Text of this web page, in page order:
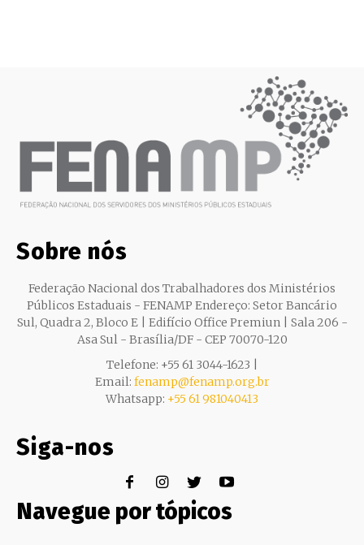
Sobre nós
Federação Nacional dos Trabalhadores dos Ministérios
Públicos Estaduais - FENAMP Endereço: Setor Bancário
Sul, Quadra 2, Bloco E | Edifício Office Premiun | Sala 206 -
Asa Sul - Brasília/DF - CEP 70070-120
Telefone: +55 61 3044-1623 |
Email: fenamp@fenamp.org.br
Whatsapp: +55 61 981040413
Siga-nos
Navegue por tópicos